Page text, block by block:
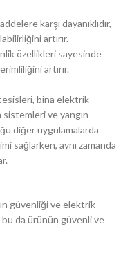
karşı dayanıklıdır,
artırır.
özellikleri sayesinde
artırır.
bina elektrik
ve yangın
diğer uygulamalarda
sağlarken, aynı zamanda
güvenliği ve elektrik
da ürünün güvenli ve